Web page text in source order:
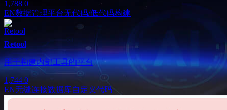
1,788 0
EN数据管理平台无代码/低代码构建
Retool
用于构建内部工具的平台
1,744 0
EN无缝连接数据库自定义代码